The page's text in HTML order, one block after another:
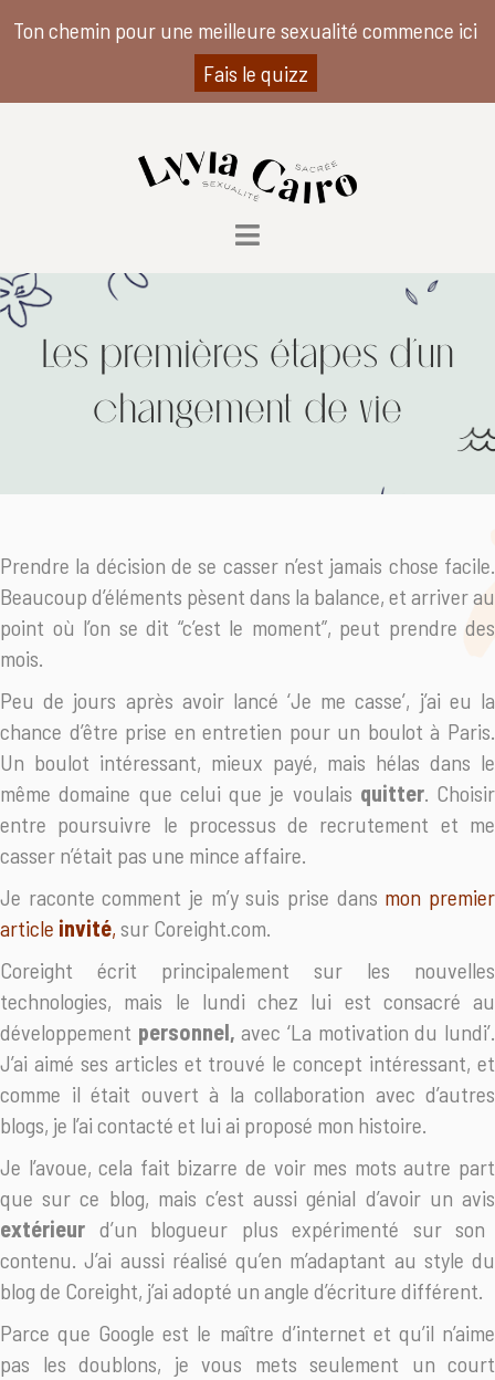
Les premières étapes d’un
changement de vie
Prendre la décision de se casser n’est jamais chose facile.
Beaucoup d’éléments pèsent dans la balance, et arriver au
point où l’on se dit “c’est le moment”, peut prendre des
mois.
Peu de jours après avoir lancé ‘Je me casse’, j’ai eu la
chance d’être prise en entretien pour un boulot à Paris.
Un boulot intéressant, mieux payé, mais hélas dans le
même domaine que celui que je voulais quitter. Choisir
entre poursuivre le processus de recrutement et me
casser n’était pas une mince affaire.
Je raconte comment je m’y suis prise dans mon premier
article invité, sur Coreight.com.
Coreight écrit principalement sur les nouvelles
technologies, mais le lundi chez lui est consacré au
développement personnel, avec ‘La motivation du lundi’.
J’ai aimé ses articles et trouvé le concept intéressant, et
comme il était ouvert à la collaboration avec d’autres
blogs, je l’ai contacté et lui ai proposé mon histoire.
Je l’avoue, cela fait bizarre de voir mes mots autre part
que sur ce blog, mais c’est aussi génial d’avoir un avis
extérieur d’un blogueur plus expérimenté sur son
contenu. J’ai aussi réalisé qu’en m’adaptant au style du
blog de Coreight, j’ai adopté un angle d’écriture différent.
Parce que Google est le maître d’internet et qu’il n’aime
pas les doublons, je vous mets seulement un court
Ton chemin pour une meilleure sexualité commence ici
Fais le quizz